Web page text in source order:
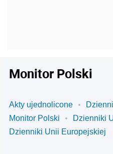
Monitor Polski
Akty ujednolicone
Monitor Polski
Dzienniki
Dzienniki Unii Europejskiej